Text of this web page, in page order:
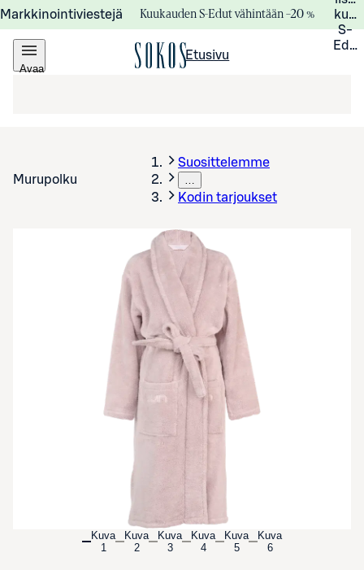
Markkinointiviestejä Kuukauden S-Edut vähintään –20 %
S-
Avaa
Etusivu
Murupolku
Suosittelemme
…
Kodin tarjoukset
Avaa tuotekuva suurennettuna
Kuva
1
Kuva
2
Kuva
3
Kuva
4
Kuva
5
Kuva
6